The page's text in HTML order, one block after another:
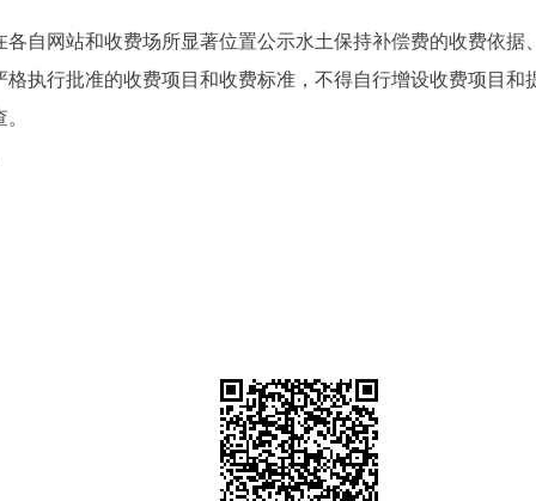
网站和收费场所显著位置公示水土保持补偿费的收费依据
行批准的收费项目和收费标准，不得自行增设收费项目和